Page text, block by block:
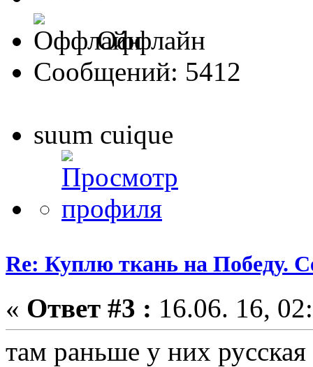
Оффлайн
Сообщений: 5412
suum cuique
Re: Куплю ткань на Победу.
« Ответ #3 : 16.06. 16,
там раньше у них